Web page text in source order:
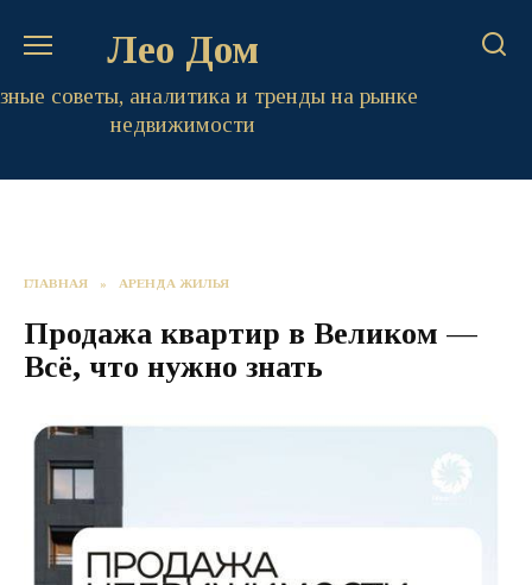
Лео Дом
советы, аналитика и тренды на рынке
недвижимости
ГЛАВНАЯ » АРЕНДА ЖИЛЬЯ
Продажа квартир в Великом —
Всё, что нужно знать